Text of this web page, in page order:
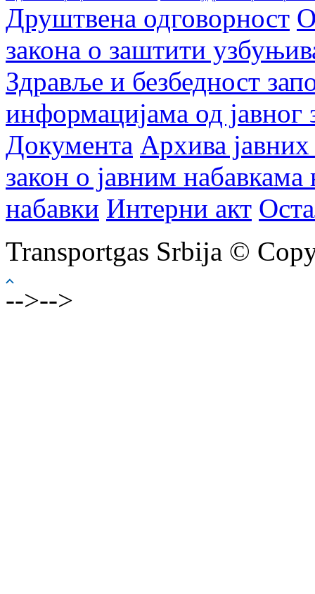
Друштвена одговорност
закона о заштити
Здравље и безбедност
информацијама од јавног
Документа Архива
закон о јавним
набавки Интерни акт
Transportgas Srbija ©
-->-->